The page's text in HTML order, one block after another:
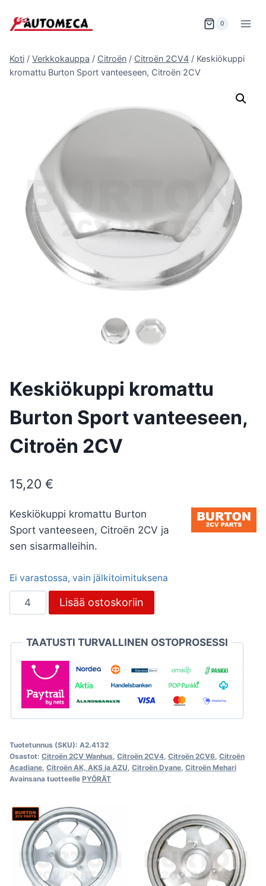
sisältöön
0
Koti / Verkkokauppa / Citroën / Citroën 2CV4 / Keskiökuppi
kromattu Burton Sport vanteeseen, Citroën 2CV
Keskiökuppi kromattu
Burton Sport vanteeseen,
Citroën 2CV
15,20 €
Keskiökuppi kromattu Burton
Sport vanteeseen, Citroën 2CV ja
sen sisarmalleihin.
Ei varastossa, vain jälkitoimituksena
Keskiökuppi
kromattu
Sport
vanteeseen,
Citroën
2CV
määrä
Lisää ostoskoriin
TAATUSTI TURVALLINEN OSTOPROSESSI
Tuotetunnus (SKU): A2.4132
Osastot: Citroën 2CV Wanhus Citroën 2CV4 Citroën 2CV6 Citroën
Acadiane Citroën AK, AKS ja AZU Citroën Dyane Citroën Mehari
Avainsana tuotteelle PYÖRÄT